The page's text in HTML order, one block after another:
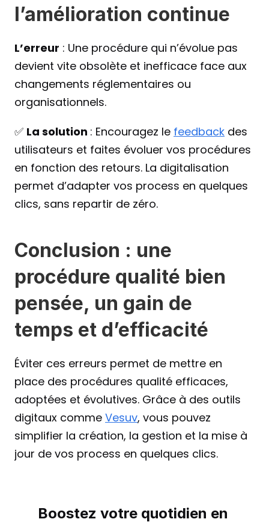
l’amélioration continue
L’erreur : Une procédure qui n’évolue pas
devient vite obsolète et inefficace face aux
changements réglementaires ou
organisationnels.
✅ La solution : Encouragez le feedback des
utilisateurs et faites évoluer vos procédures
en fonction des retours. La digitalisation
permet d’adapter vos process en quelques
clics, sans repartir de zéro.
Conclusion : une
procédure qualité bien
pensée, un gain de
temps et d’efficacité
Éviter ces erreurs permet de mettre en
place des procédures qualité efficaces,
adoptées et évolutives. Grâce à des outils
digitaux comme Vesuv, vous pouvez
simplifier la création, la gestion et la mise à
jour de vos process en quelques clics.
Boostez votre quotidien en